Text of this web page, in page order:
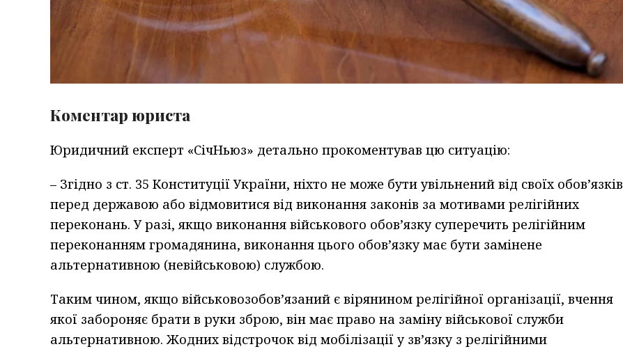
Коментар юриста
Юридичний експерт «СічНьюз» детально прокоментував цю ситуацію:
– Згідно з ст. 35 Конституції України, ніхто не може бути увільнений від своїх обов’язків
перед державою або відмовитися від виконання законів за мотивами релігійних
переконань. У разі, якщо виконання військового обов’язку суперечить релігійним
переконанням громадянина, виконання цього обов’язку має бути замінене
альтернативною (невійськовою) службою.
Таким чином, якщо військовозобов’язаний є вірянином релігійної організації, вчення
якої забороняє брати в руки зброю, він має право на заміну військової служби
альтернативною. Жодних відстрочок від мобілізації у зв’язку з релігійними